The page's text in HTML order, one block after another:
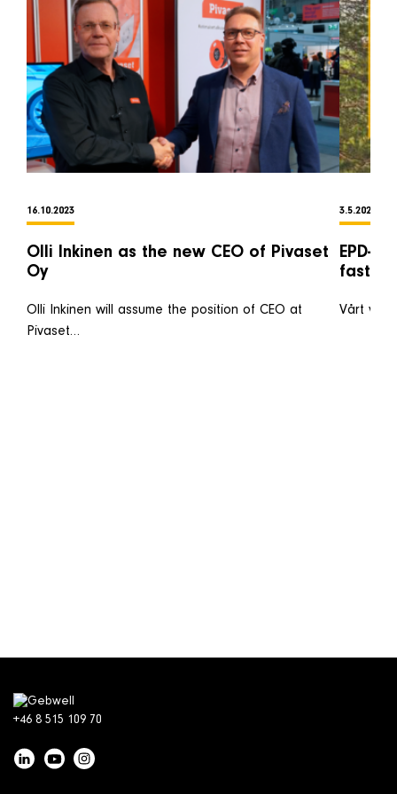
16.10.2023
Olli Inkinen as the new CEO of Pivaset
Oy
Olli Inkinen will assume the position of CEO at
Pivaset…
3.5.2023
EPD-
Vårt
+46 8 515 109 70